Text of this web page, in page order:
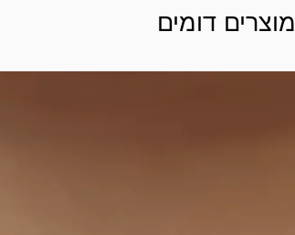
מוצרים דומים